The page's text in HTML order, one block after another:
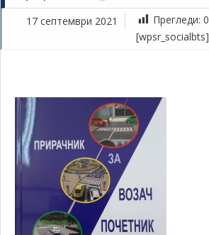
17 септември 2021 Прегледи: 0
[wpsr_socialbts]